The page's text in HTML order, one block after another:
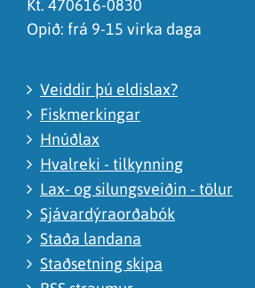
Kt. 470616-0830
Opið: frá 9-15 virka daga
Veiddir þú eldislax?
Fiskmerkingar
Hnúðlax
Hvalreki - tilkynning
Lax- og silungsveiðin - tölur
Sjávardýraorðabók
Staða landana
Staðsetning skipa